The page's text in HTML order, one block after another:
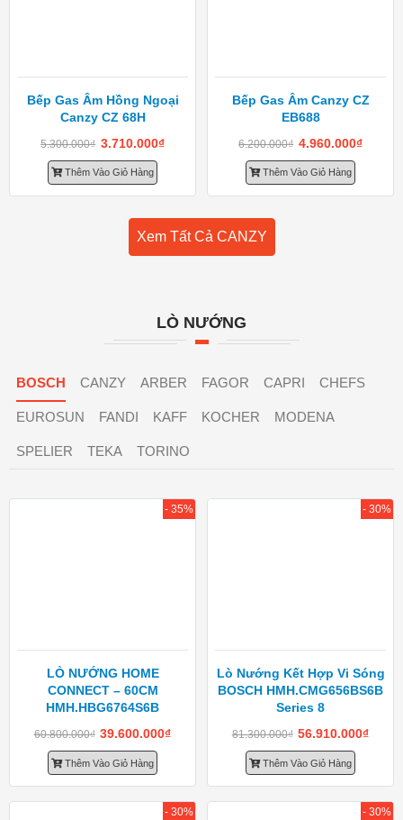
Bếp Gas Âm Hồng Ngoại
Canzy CZ 68H
5.300.000₫ 3.710.000₫
Thêm Vào Giỏ Hàng
Bếp Gas Âm Canzy CZ
EB688
6.200.000₫ 4.960.000₫
Thêm Vào Giỏ Hàng
Xem Tất Cả CANZY
LÒ NƯỚNG
BOSCH CANZY ARBER FAGOR CAPRI CHEFS
EUROSUN FANDI KAFF KOCHER MODENA
SPELIER TEKA TORINO
LÒ NƯỚNG HOME
CONNECT – 60CM
HMH.HBG6764S6B
60.800.000₫ 39.600.000₫
Thêm Vào Giỏ Hàng
- 35%
Lò Nướng Kết Hợp Vi Sóng
BOSCH HMH.CMG656BS6B
Series 8
81.300.000₫ 56.910.000₫
Thêm Vào Giỏ Hàng
- 30%
- 30% - 30%